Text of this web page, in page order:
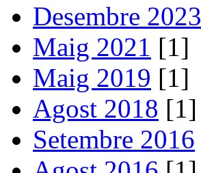
Desembre 2023
Maig 2021 [1]
Maig 2019 [1]
Agost 2018 [1]
Setembre 2016